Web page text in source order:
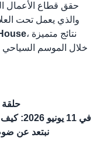
حقق قطاع الأعمال
، نتائج متميزة
نبتعد عن